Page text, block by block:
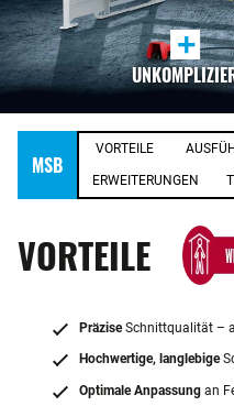
+
MSB
VORTEILE
ERWEITERUNGEN
VORTEILE
PräziseSchnittqualität –
Hochwertige, langlebige
Optimale Anpassung an